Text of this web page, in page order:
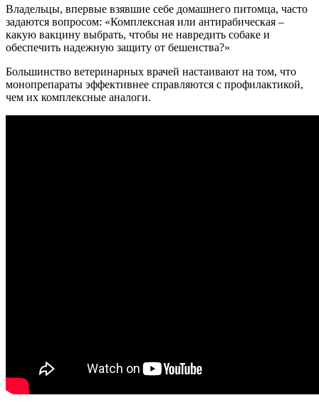
Владельцы, впервые взявшие себе домашнего питомца, часто
задаются вопросом: «Комплексная или антирабическая –
какую вакцину выбрать, чтобы не навредить собаке и
обеспечить надежную защиту от бешенства?»
Большинство ветеринарных врачей настаивают на том, что
монопрепараты эффективнее справляются с профилактикой,
чем их комплексные аналоги.